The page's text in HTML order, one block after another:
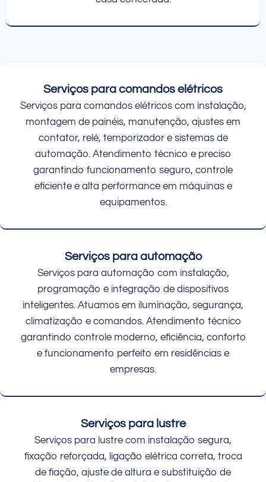
Serviços para comandos elétricos
Serviços para comandos elétricos com instalação,
montagem de painéis, manutenção, ajustes em
contator, relé, temporizador e sistemas de
automação. Atendimento técnico e preciso
garantindo funcionamento seguro, controle
eficiente e alta performance em máquinas e
equipamentos.
Serviços para automação
Serviços para automação com instalação,
programação e integração de dispositivos
inteligentes. Atuamos em iluminação, segurança,
climatização e comandos. Atendimento técnico
garantindo controle moderno, eficiência, conforto
e funcionamento perfeito em residências e
empresas.
Serviços para lustre
Serviços para lustre com instalação segura,
fixação reforçada, ligação elétrica correta, troca
de fiação, ajuste de altura e substituição de